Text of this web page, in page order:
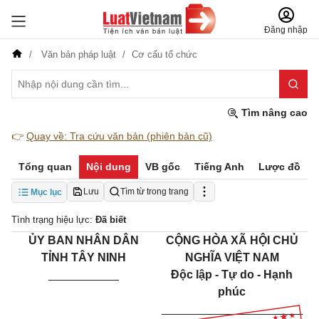
Đăng nhập
Văn bản pháp luật Cơ cấu tổ chức
Tìm nâng cao
👉 Quay về: Tra cứu văn bản (phiên bản cũ)
Tổng quan Nội dung VB gốc Tiếng Anh Lược đồ
Mục lục Lưu Tìm từ trong trang
Tình trạng hiệu lực: Đã biết
ỦY BAN NHÂN DÂN
TỈNH TÂY NINH
CỘNG HÒA XÃ HỘI CHỦ
NGHĨA VIỆT NAM
Độc lập - Tự do - Hạnh
phúc
______________________